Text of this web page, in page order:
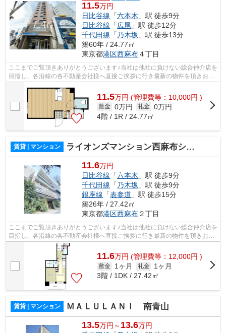
11.5万円
日比谷線 「六本木 」駅 徒歩9分
日比谷線 「広尾 」駅 徒歩12分
千代田線 「 乃木坂 」駅 徒歩13分
築60年 / 24.77㎡
東京都港区西麻布４丁目
ここまでご覧頂きありがとうございます♪当社は他社に負けない総合仲介店を
目指し、各沿線の各不動産会社様へ直接ご挨拶に行き最新の物件を頂きお客
11.5万円 (管理費等：10,000円 )
敷金 0万円 礼金 0万円
4階 / 1R / 24.77㎡
賃貸 | マンション ライオンズマンション西麻布シティ
11.6万円
日比谷線 「六本木 」駅 徒歩9分
千代田線 「 乃木坂 」駅 徒歩9分
銀座線 「表参道 」駅 徒歩15分
築26年 / 27.42㎡
東京都港区西麻布２丁目
ここまでご覧頂きありがとうございます♪当社は他社に負けない総合仲介店を
目指し、各沿線の各不動産会社様へ直接ご挨拶に行き最新の物件を頂きお客
様へ提供しております！最新の情報は...
11.6万円 (管理費等：12,000円 )
敷金 1ヶ月 礼金
1ヶ月
3階 / 1DK / 27.42㎡
賃貸 | マンション ＭＡＬＵＬＡＮＩ 南青山
13.5万円～ 13.6万円